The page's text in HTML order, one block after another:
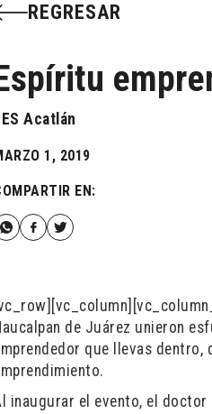
REGRESAR
Acatlán
1, 2019
EN:
de Juárez unieron
que llevas
inaugurar el evento, el